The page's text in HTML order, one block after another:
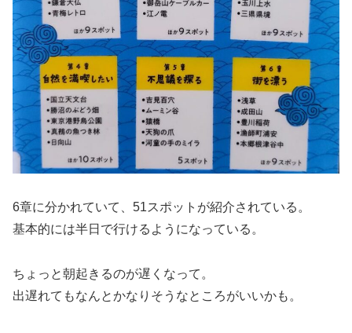
6章に分かれていて、51スポットが紹介されている。
基本的には半日で行けるようになっている。
ちょっと朝起きるのが遅くなって。
出遅れてもなんとかなりそうなところがいいかも。